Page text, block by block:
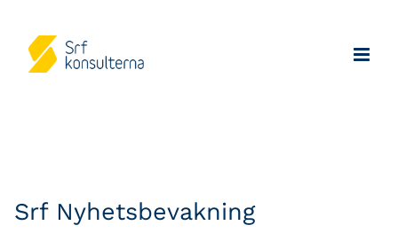
Srf Nyhetsbevakning